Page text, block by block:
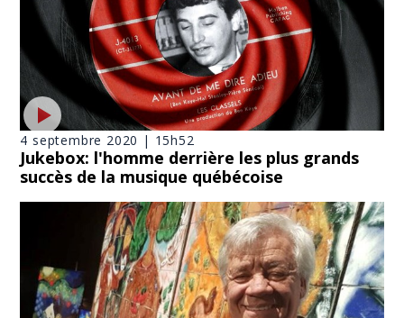
4 septembre 2020 | 15h52
Jukebox: l'homme derrière les plus grands
succès de la musique québécoise